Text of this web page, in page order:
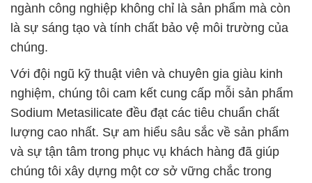
ngành công nghiệp không chỉ là sản phẩm mà còn
là sự sáng tạo và tính chất bảo vệ môi trường của
chúng.
Với đội ngũ kỹ thuật viên và chuyên gia giàu kinh
nghiệm, chúng tôi cam kết cung cấp mỗi sản phẩm
Sodium Metasilicate đều đạt các tiêu chuẩn chất
lượng cao nhất. Sự am hiểu sâu sắc về sản phẩm
và sự tận tâm trong phục vụ khách hàng đã giúp
chúng tôi xây dựng một cơ sở vững chắc trong